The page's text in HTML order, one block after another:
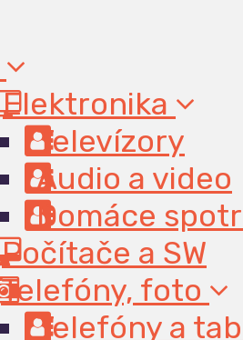
Elektronika
Televízory
Audio a video
Domáce
Počítače a SW
Telefóny, foto
Telefóny a